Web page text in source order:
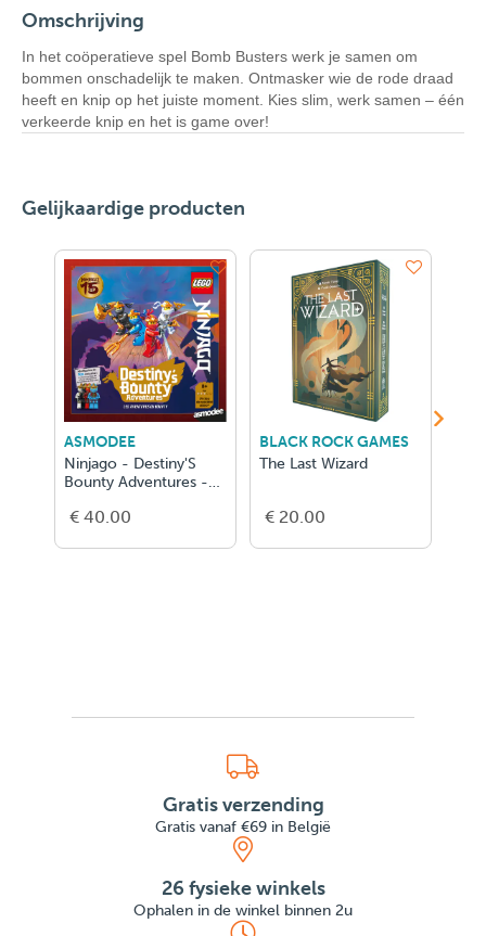
Omschrijving
In het coöperatieve spel Bomb Busters werk je samen om
bommen onschadelijk te maken. Ontmasker wie de rode draad
heeft en knip op het juiste moment. Kies slim, werk samen – één
verkeerde knip en het is game over!
Gelijkaardige producten
ASMODEE
Ninjago - Destiny'S
Bounty Adventures -
€ 40.00
BLACK ROCK GAMES
The Last Wizard
€ 20.00
Gratis verzending
Gratis vanaf €69 in België
26 fysieke winkels
Ophalen in de winkel binnen 2u